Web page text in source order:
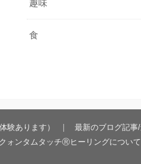
趣味
食
験あります）
最新のブログ記事
クォンタムタッチⓇヒーリングについ